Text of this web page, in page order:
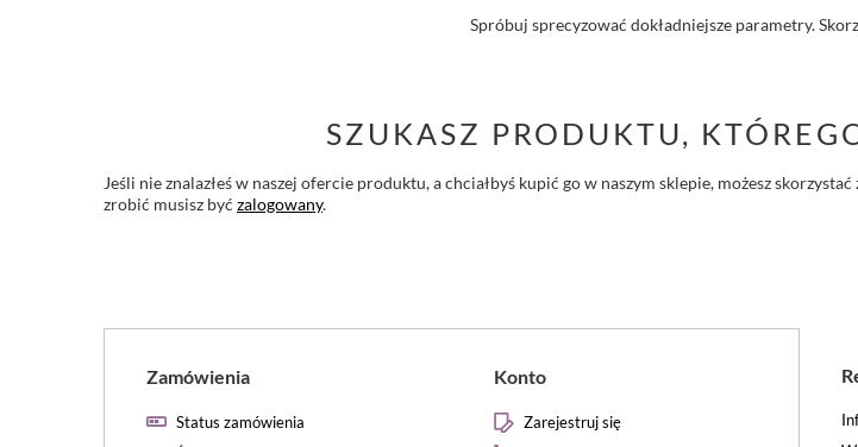
Spróbuj sprecyzować dokładniejsze parametry.
SZUKASZ PRODUKTU,
Jeśli nie znalazłeś w naszej ofercie produktu, a chciałbyś kupić go w naszym sklepie, możesz
zrobić musisz być zalogowany.
Zamówienia
Status zamówienia
Konto
Zarejestruj się